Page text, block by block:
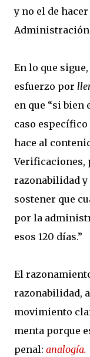
y no el de
En lo que
esfuerzo por
en que “si
caso específico
hace al
Verificaciones,
razonabilidad
sostener que
por la
esos 120 días.”
El
razonabilidad,
movimiento
menta porque
penal: analogía.